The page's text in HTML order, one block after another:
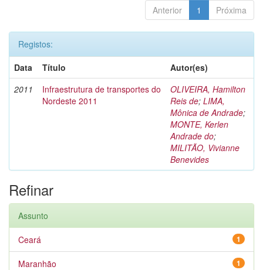
Anterior 1 Próxima
Registos:
Data
Título
Autor(es)
2011
Infraestrutura de transportes do
Nordeste 2011
OLIVEIRA, Hamilton
Reis de; LIMA,
Mônica de Andrade;
MONTE, Kerlen
Andrade do;
MILITÃO, Vivianne
Benevides
Refinar
Assunto
1
Ceará
1
Maranhão